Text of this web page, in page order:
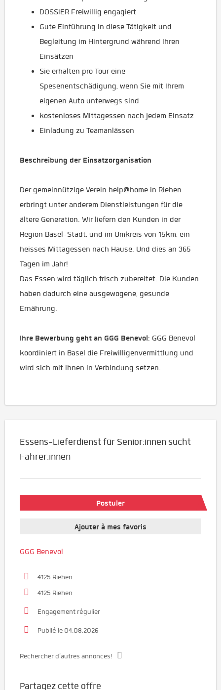
DOSSIER Freiwillig engagiert
Gute Einführung in diese Tätigkeit und
Begleitung im Hintergrund während Ihren
Einsätzen
Sie erhalten pro Tour eine
Spesenentschädigung, wenn Sie mit Ihrem
eigenen Auto unterwegs sind
kostenloses Mittagessen nach jedem Einsatz
Einladung zu Teamanlässen
Beschreibung der Einsatzorganisation
Der gemeinnützige Verein help@home in Riehen
erbringt unter anderem Dienstleistungen für die
ältere Generation. Wir liefern den Kunden in der
Region Basel-Stadt, und im Umkreis von 15km, ein
heisses Mittagessen nach Hause. Und dies an 365
Tagen im Jahr!
Das Essen wird täglich frisch zubereitet. Die Kunden
haben dadurch eine ausgewogene, gesunde
Ernährung.
Ihre Bewerbung geht an GGG Benevol: GGG Benevol
koordiniert in Basel die Freiwilligenvermittlung und
wird sich mit Ihnen in Verbindung setzen.
Essens-Lieferdienst für Senior:innen sucht
Fahrer:innen
Postuler
Ajouter à mes favoris
GGG Benevol
4125 Riehen
4125 Riehen
Engagement régulier
Publié le 04.08.2026
Rechercher d'autres annonces!
Partagez cette offre